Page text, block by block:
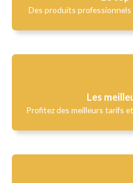
Des produits
Les
Profitez des meilleurs tarifs